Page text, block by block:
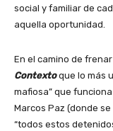
social y familiar de
aquella oportunidad.
En el camino de
Contextoque lo más
mafiosa” que
Marcos Paz (donde
“todos estos